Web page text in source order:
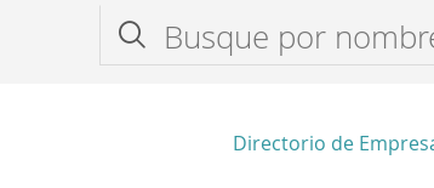
Directorio de